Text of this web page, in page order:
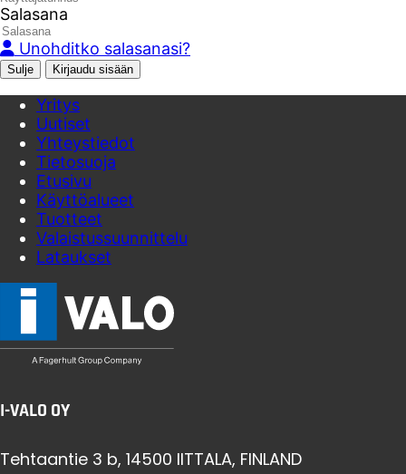
Salasana
Unohditko salasanasi?
Sulje
Yritys
Uutiset
Yhteystiedot
Tietosuoja
Etusivu
Käyttöalueet
Tuotteet
Valaistussuunnittelu
Lataukset
I-VALO OY
Tehtaantie 3 b, 14500 IITTALA, FINLAND